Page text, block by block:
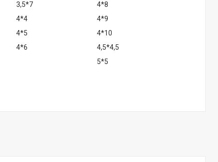
3,5*7
4*8
4*4
4*9
4*5
4*10
4*6
4,5*4,5
5*5